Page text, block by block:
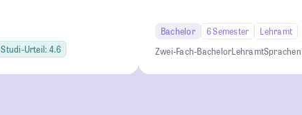
Studi-Urteil: 4.6
Bachelor 6 Semester
Lehramt
Zwei-Fach-BachelorLehramtSprachen